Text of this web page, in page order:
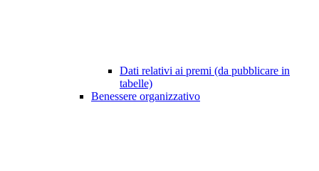
Dati relativi ai premi (da pubblicare in
tabelle)
Benessere organizzativo